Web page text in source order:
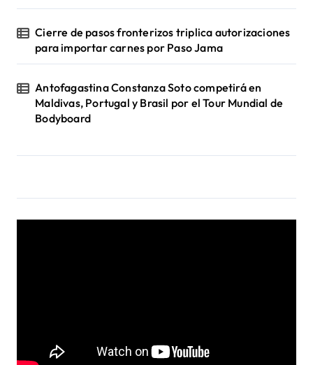
Cierre de pasos fronterizos triplica autorizaciones
para importar carnes por Paso Jama
Antofagastina Constanza Soto competirá en
Maldivas, Portugal y Brasil por el Tour Mundial de
Bodyboard